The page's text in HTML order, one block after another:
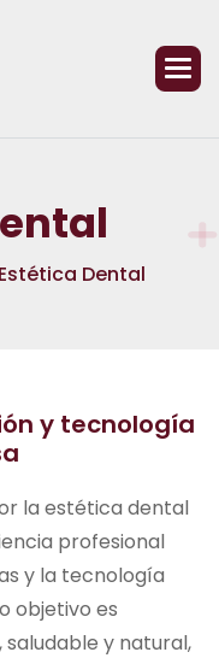
ental
Estética Dental
y tecnología
la estética dental
profesional
y la tecnología
objetivo es
y natural,